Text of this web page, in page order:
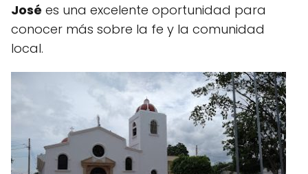
José es una excelente oportunidad para
conocer más sobre la fe y la comunidad
local.